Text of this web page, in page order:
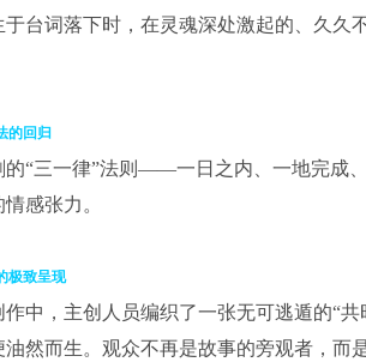
于台词落下时，在灵魂深处激起的、久久
的回归
的“三一律”法则——一日之内、一地完成
感张力。
极致呈现
中，主创人员编织了一张无可逃遁的“
然而生。观众不再是故事的旁观者，而